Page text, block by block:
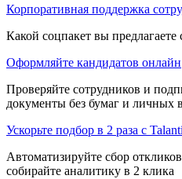
Корпоративная поддержка
Какой соцпакет вы
Оформляйте кандидатов онлайн
Проверяйте сотрудников и
документы без бумаг и личных
Ускорьте подбор в 2 раза с
Автоматизируйте сбор
собирайте аналитику в 2 клика